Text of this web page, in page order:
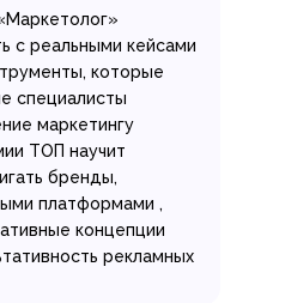
с реальными кейсами
которые
специалисты
маркетингу
ТОП научит
бренды,
платформами ,
концепции
рекламных